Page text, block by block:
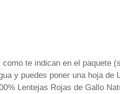
te indican en el paquete
y puedes poner una hoja de
Lentejas Rojas de Gallo